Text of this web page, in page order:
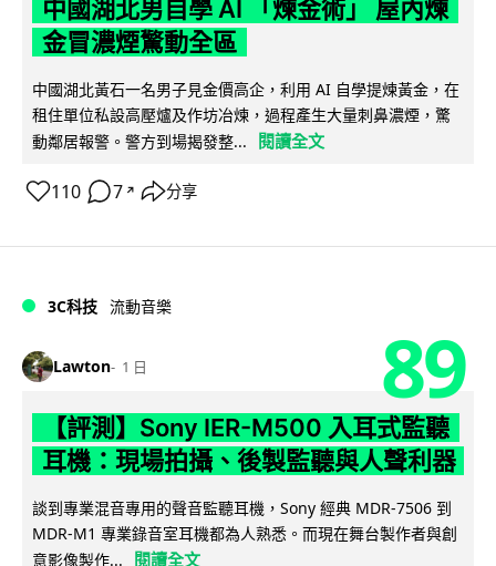
中國湖北男自學 AI 「煉金術」 屋內煉
金冒濃煙驚動全區
中國湖北黃石一名男子見金價高企，利用 AI 自學提煉黃金，在
租住單位私設高壓爐及作坊冶煉，過程產生大量刺鼻濃煙，驚
動鄰居報警。警方到場揭發整...
閱讀全文
110 7 ↗ 分享
3C科技 流動音樂
Lawton 1 日 89
【評測】Sony IER-M500 入耳式監聽
耳機：現場拍攝、後製監聽與人聲利器
談到專業混音專用的聲音監聽耳機，Sony 經典 MDR-7506 到
MDR-M1 專業錄音室耳機都為人熟悉。而現在舞台製作者與創
意影像製作...
閱讀全文